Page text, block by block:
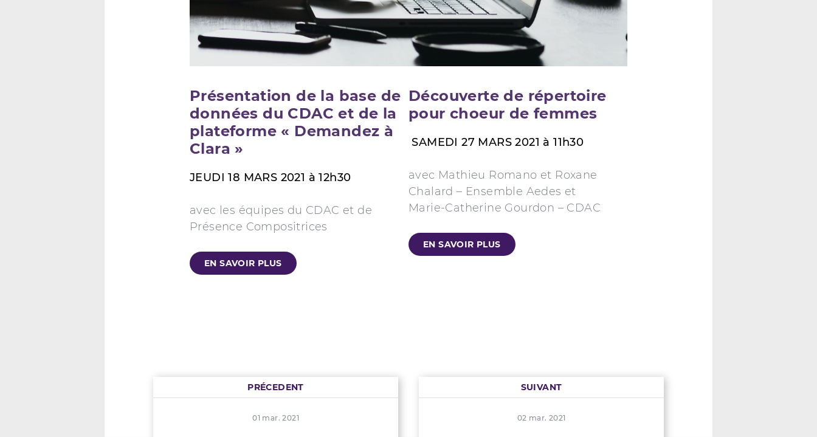
Présentation de la base de
données du CDAC et de la
plateforme « Demandez à
Clara »
JEUDI 18 MARS 2021 à 12h30
avec les équipes du CDAC et de
Présence Compositrices
EN SAVOIR PLUS
Découverte de répertoire
pour choeur de femmes
SAMEDI 27 MARS 2021 à 11h30
avec Mathieu Romano et Roxane
Chalard – Ensemble Aedes et
Marie-Catherine Gourdon – CDAC
EN SAVOIR PLUS
PRÉCEDENT
01 mar. 2021
SUIVANT
02 mar. 2021